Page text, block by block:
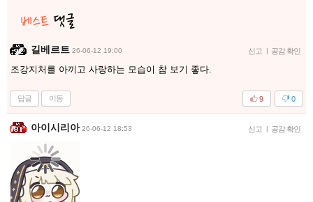
길베르트 26-06-12 19:00 신고 | 공감 확인
조강지처를 아끼고 사랑하는 모습이 참 보기 좋다.
답글 이동 0
9
아이시리아 26-06-12 18:53 신고 | 공감 확인